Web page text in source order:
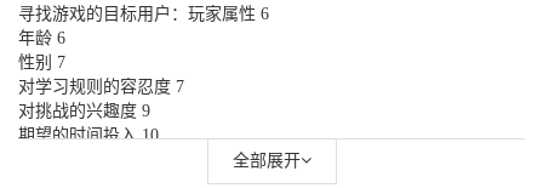
寻找游戏的目标用户：玩家属性 6
年龄 6
性别 7
对学习规则的容忍度 7
对挑战的兴趣度 9
期望的时间投入 10
全部展开